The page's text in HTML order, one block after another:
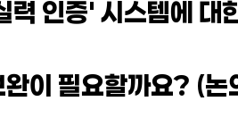
력 인증' 시스템에 대
이 필요할까요? (논